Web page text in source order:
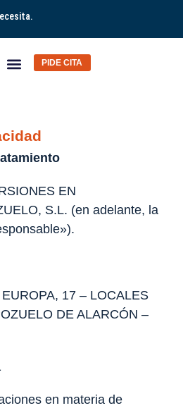
PIDE CITA
EN
S.L. (en adelante, la
17 – LOCALES
DE ALARCÓN –
en materia de